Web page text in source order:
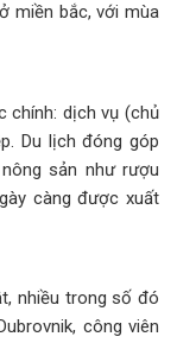
miền bắc, với mùa
chính: dịch vụ (chủ
Du lịch đóng góp
sản như rượu
càng được xuất
nhiều trong số đó
công viên